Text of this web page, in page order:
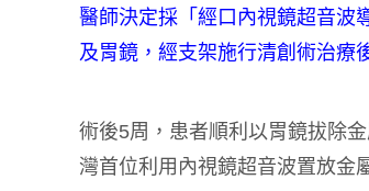
醫師決定採「經口內視鏡超音波
及胃鏡，經支架施行清創術治療
術後5周，患者順利以胃鏡拔除
灣首位利用內視鏡超音波置放金